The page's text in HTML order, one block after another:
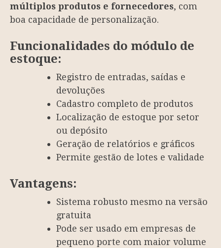
múltiplos produtos e fornecedores, com
boa capacidade de personalização.
Funcionalidades do módulo de
estoque:
Registro de entradas, saídas e
devoluções
Cadastro completo de produtos
Localização de estoque por setor
ou depósito
Geração de relatórios e gráficos
Permite gestão de lotes e validade
Vantagens:
Sistema robusto mesmo na versão
gratuita
Pode ser usado em empresas de
pequeno porte com maior volume